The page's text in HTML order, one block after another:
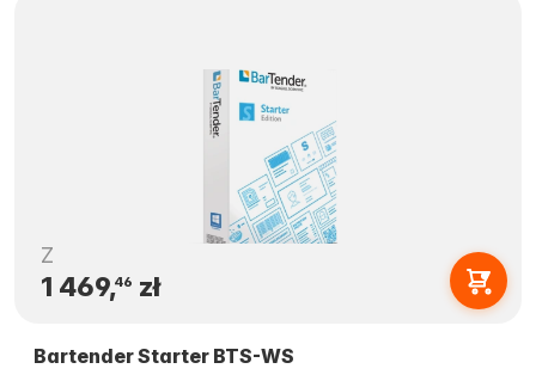
Z
1 469,46 zł
Bartender Starter BTS-WS